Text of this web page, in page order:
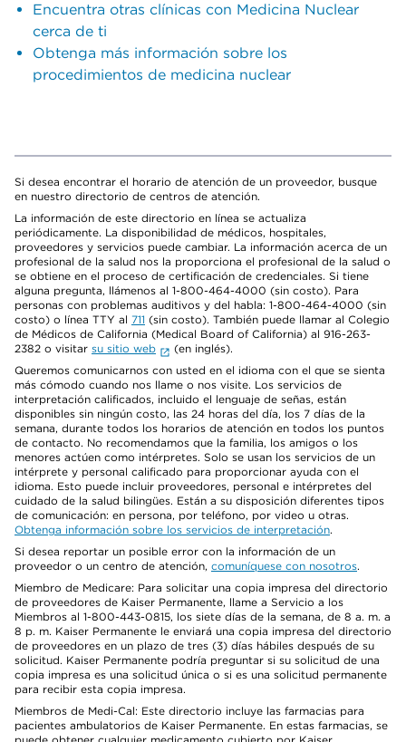
Encuentra otras clínicas con Medicina Nuclear
cerca de ti
Obtenga más información sobre los
procedimientos de medicina nuclear
Si desea encontrar el horario de atención de un proveedor, busque
en nuestro directorio de centros de atención.
La información de este directorio en línea se actualiza
periódicamente. La disponibilidad de médicos, hospitales,
proveedores y servicios puede cambiar. La información acerca de un
profesional de la salud nos la proporciona el profesional de la salud o
se obtiene en el proceso de certificación de credenciales. Si tiene
alguna pregunta, llámenos al 1-800-464-4000 (sin costo). Para
personas con problemas auditivos y del habla: 1-800-464-4000 (sin
costo) o línea TTY al 711 (sin costo). También puede llamar al Colegio
de Médicos de California (Medical Board of California) al 916-263-
2382 o visitar su sitio web
(en inglés).
Queremos comunicarnos con usted en el idioma con el que se sienta
más cómodo cuando nos llame o nos visite. Los servicios de
interpretación calificados, incluido el lenguaje de señas, están
disponibles sin ningún costo, las 24 horas del día, los 7 días de la
semana, durante todos los horarios de atención en todos los puntos
de contacto. No recomendamos que la familia, los amigos o los
menores actúen como intérpretes. Solo se usan los servicios de un
intérprete y personal calificado para proporcionar ayuda con el
idioma. Esto puede incluir proveedores, personal e intérpretes del
cuidado de la salud bilingües. Están a su disposición diferentes tipos
de comunicación: en persona, por teléfono, por video u otras.
Obtenga información sobre los servicios de interpretación.
Si desea reportar un posible error con la información de un
proveedor o un centro de atención, comuníquese con nosotros.
Miembro de Medicare: Para solicitar una copia impresa del directorio
de proveedores de Kaiser Permanente, llame a Servicio a los
Miembros al 1-800-443-0815, los siete días de la semana, de 8 a. m. a
8 p. m. Kaiser Permanente le enviará una copia impresa del directorio
de proveedores en un plazo de tres (3) días hábiles después de su
solicitud. Kaiser Permanente podría preguntar si su solicitud de una
copia impresa es una solicitud única o si es una solicitud permanente
para recibir esta copia impresa.
Miembros de Medi-Cal: Este directorio incluye las farmacias para
pacientes ambulatorios de Kaiser Permanente. En estas farmacias, se